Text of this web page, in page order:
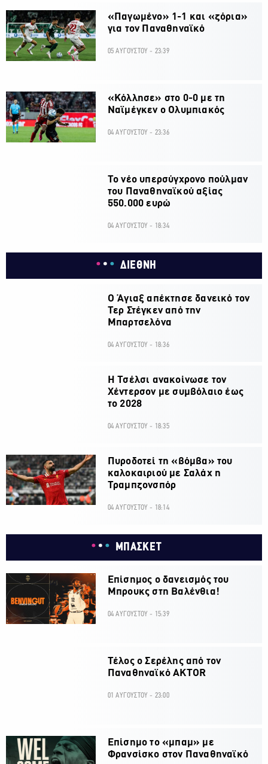
«Παγωμένο» 1-1 και «ζόρια»
για τον Παναθηναϊκό
05 ΑΥΓΟΥΣΤΟΥ - 23:39
«Κόλλησε» στο 0-0 με τη
Ναϊμέγκεν ο Ολυμπιακός
04 ΑΥΓΟΥΣΤΟΥ - 23:36
Το νέο υπερσύγχρονο πούλμαν
του Παναθηναϊκού αξίας
550.000 ευρώ
04 ΑΥΓΟΥΣΤΟΥ - 18:34
ΔΙΕΘΝΗ
Ο Άγιαξ απέκτησε δανεικό τον
Τερ Στέγκεν από την
Μπαρτσελόνα
04 ΑΥΓΟΥΣΤΟΥ - 18:36
H Τσέλσι ανακοίνωσε τον
Χέντερσον με συμβόλαιο έως
το 2028
04 ΑΥΓΟΥΣΤΟΥ - 18:35
Πυροδοτεί τη «βόμβα» του
καλοκαιριού με Σαλάχ η
Τραμπζονσπόρ
04 ΑΥΓΟΥΣΤΟΥ - 18:14
ΜΠΑΣΚΕΤ
Επίσημος ο δανεισμός του
Μπρουκς στη Βαλένθια!
04 ΑΥΓΟΥΣΤΟΥ - 15:39
Τέλος ο Σερέλης από τον
Παναθηναϊκό AKTOR
01 ΑΥΓΟΥΣΤΟΥ - 23:00
Επίσημο το «μπαμ» με
Φρανσίσκο στον Παναθηναϊκό